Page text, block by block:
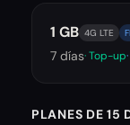
1 GB 4G LTE
7 días· Top-up
PLANES DE 15